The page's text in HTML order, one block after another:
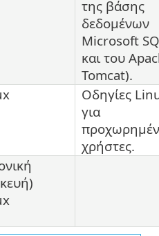
της βάσης
δεδομένων
Microsoft
και του
Tomcat).
Οδηγίες
για
χρήστες.